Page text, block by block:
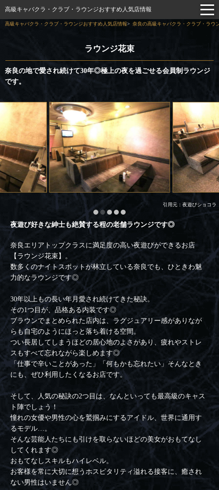
高級キャバクラ・クラブ・ラウンジおすすめ人気店情報
高級キャバクラ・クラブ・ラウンジおすすめ人気店情報 奈良の高級キャバクラ・クラブ・ラウ
ラウンジ花束
奈良の地で愛され続けて30年◎極上の夜を過ごせる会員制ラウンジ
です。
引用元：夜遊びショコラ
夜遊び好きな紳士も絶賛する程の老舗ラウンジです◎
奈良エリアトップクラスに満足度の高い夜遊びができるお店
【ラウンジ花束】。
数多くのナイトスポットが林立している奈良でも、ひときわ魅
力的なラウンジです◎
30年以上もの長い年月愛され続けてきた秘訣。
その1つ目が、品格ある内装です◎
ブラウンでまとめられた店内は、ラグジュアリー感がありなが
らも自宅のようにほっと落ち着ける空間。
つい長居してしまうほどの居心地のよさがあり、疲れやストレ
スもすべて忘れながら楽しめます◎
「仕事で辛いことがあった」「何もかも忘れたい」そんなとき
にも、ぜひ利用したくなるお店です。
そして、人気の秘訣の2つ目は、なんといっても最高級のキャス
ト陣でしょう！
憧れの女優や男性の心を鷲掴みにするアイドル、世界に通用す
るモデル…。
そんな芸能人たちにも引けを取らないほどの美女がおもてなし
してくれます◎
おもてなしスキルもハイレベル。
お客様を常に大切に想うホスピタリティ溢れる接客に、癒され
ない男性はいません◎